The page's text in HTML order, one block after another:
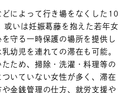
によって行き場をなくした10
或いは妊娠葛藤を抱えた若年女
守る一時保護の場所を提供し
幼児を連れての滞在も可能。
ため、掃除・洗濯・料理等の
ついていない女性が多く、滞在
金銭管理の仕方、就労支援や